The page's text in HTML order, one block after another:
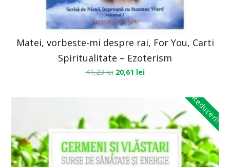
Matei, vorbeste-mi despre rai, For You, Carti
Spiritualitate – Ezoterism
41,23lei 20,61 lei
Reduceri!